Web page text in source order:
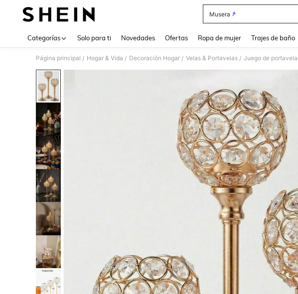
Musera
Categorías Solo para ti Novedades Ofertas Ropa de mujer Trajes de baño
Página principal / Hogar & Vida / Decoración Hogar / Velas & Portavelas / Juego de